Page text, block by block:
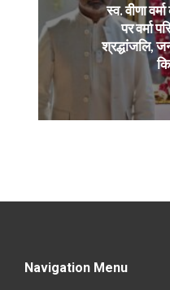
स्व. वीणा
पर वर्मा
श्रद्धांजलि,
Navigation Menu